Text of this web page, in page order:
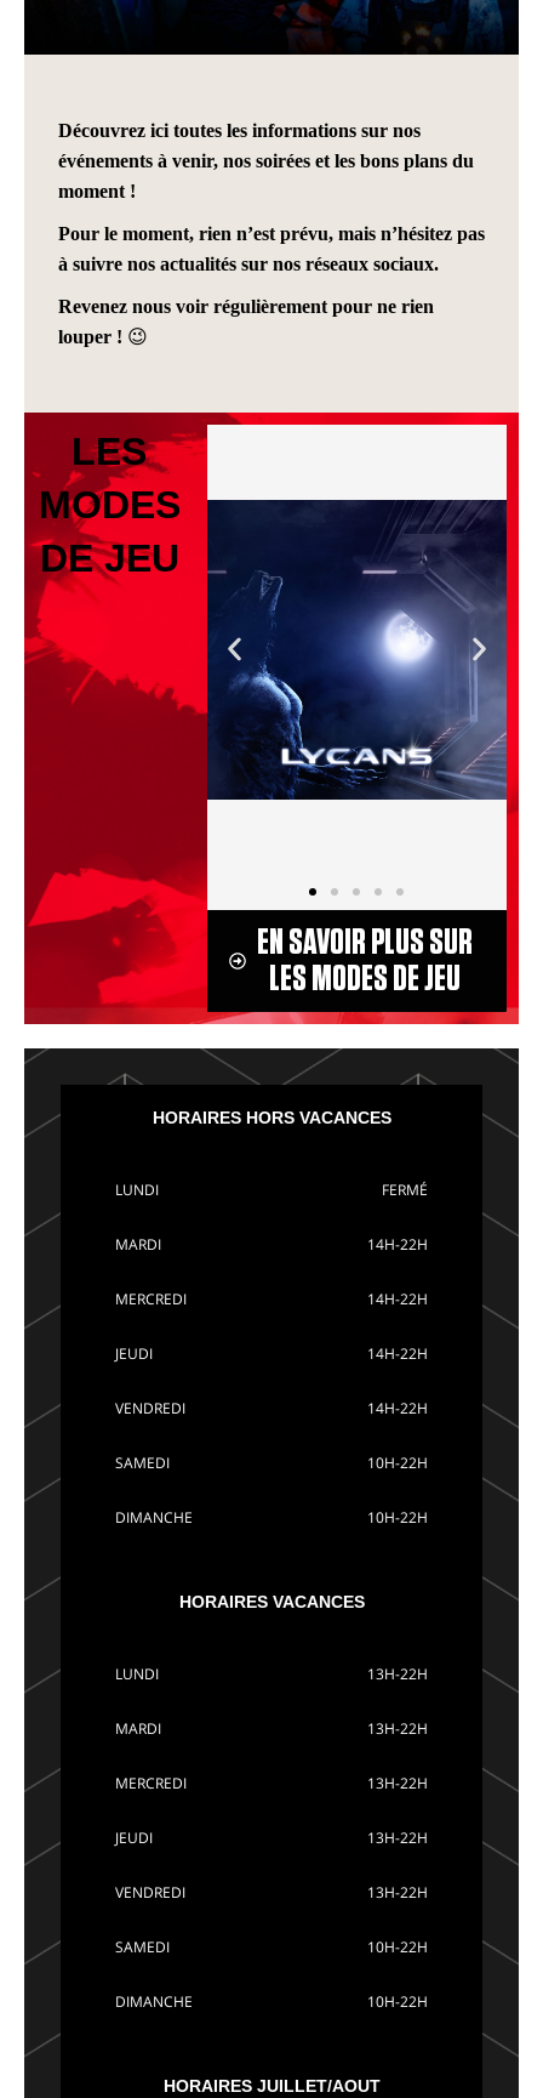
Découvrez ici toutes les informations sur nos
événements à venir, nos soirées et les bons plans du
moment !
Pour le moment, rien n’est prévu, mais n’hésitez pas
à suivre nos actualités sur nos réseaux sociaux.
Revenez nous voir régulièrement pour ne rien
louper ! 😉
LES
MODES
DE JEU
EN SAVOIR PLUS SUR
LES MODES DE JEU
HORAIRES HORS VACANCES
LUNDI FERMÉ
MARDI 14H-22H
MERCREDI 14H-22H
JEUDI 14H-22H
VENDREDI 14H-22H
SAMEDI 10H-22H
DIMANCHE 10H-22H
HORAIRES VACANCES
LUNDI 13H-22H
MARDI 13H-22H
MERCREDI 13H-22H
JEUDI 13H-22H
VENDREDI 13H-22H
SAMEDI 10H-22H
DIMANCHE 10H-22H
HORAIRES JUILLET/AOUT